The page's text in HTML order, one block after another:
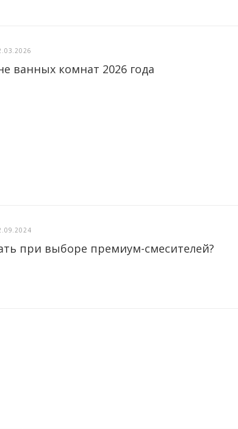
ванных комнат 2026 года
при выборе премиум-смесителей?